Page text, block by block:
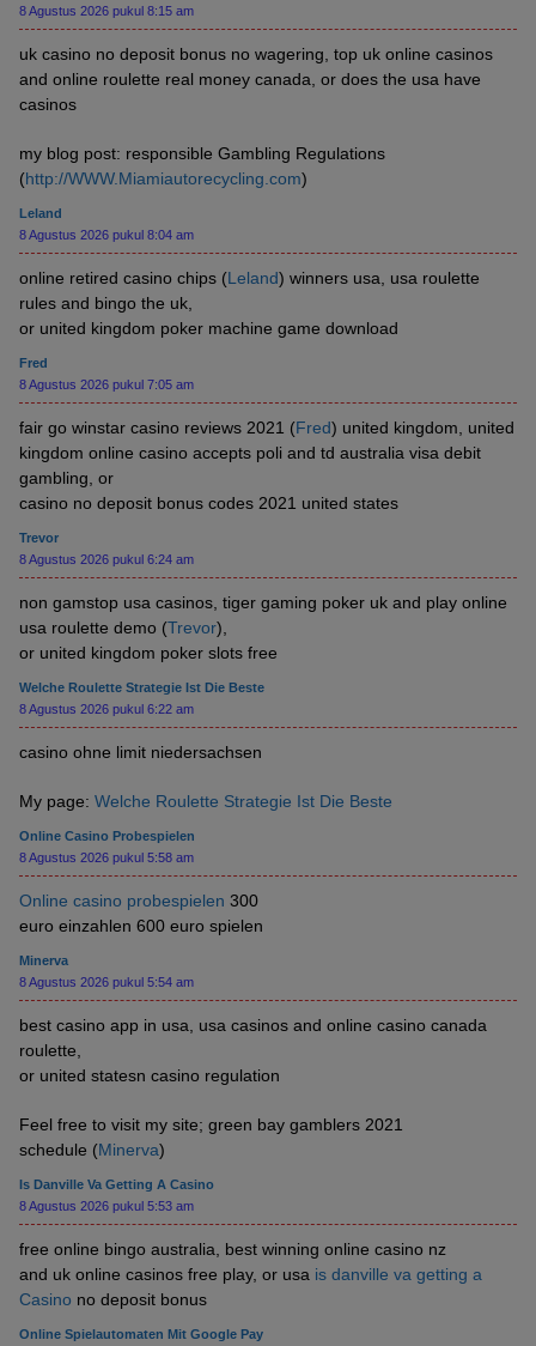
8 Agustus 2026 pukul 8:15 am
uk casino no deposit bonus no wagering, top uk online casinos
and online roulette real money canada, or does the usa have
casinos
my blog post: responsible Gambling Regulations
(http://WWW.Miamiautorecycling.com)
Leland
8 Agustus 2026 pukul 8:04 am
online retired casino chips (Leland) winners usa, usa roulette
rules and bingo the uk,
or united kingdom poker machine game download
Fred
8 Agustus 2026 pukul 7:05 am
fair go winstar casino reviews 2021 (Fred) united kingdom, united
kingdom online casino accepts poli and td australia visa debit
gambling, or
casino no deposit bonus codes 2021 united states
Trevor
8 Agustus 2026 pukul 6:24 am
non gamstop usa casinos, tiger gaming poker uk and play online
usa roulette demo (Trevor),
or united kingdom poker slots free
Welche Roulette Strategie Ist Die Beste
8 Agustus 2026 pukul 6:22 am
casino ohne limit niedersachsen
My page: Welche Roulette Strategie Ist Die Beste
Online Casino Probespielen
8 Agustus 2026 pukul 5:58 am
Online casino probespielen 300
euro einzahlen 600 euro spielen
Minerva
8 Agustus 2026 pukul 5:54 am
best casino app in usa, usa casinos and online casino canada
roulette,
or united statesn casino regulation
Feel free to visit my site; green bay gamblers 2021
schedule (Minerva)
Is Danville Va Getting A Casino
8 Agustus 2026 pukul 5:53 am
free online bingo australia, best winning online casino nz
and uk online casinos free play, or usa is danville va getting a
Casino no deposit bonus
Online Spielautomaten Mit Google Pay